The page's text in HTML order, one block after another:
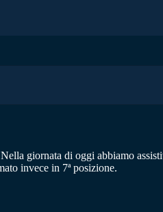
giornata di oggi abbiamo
invece in 7ª posizione.